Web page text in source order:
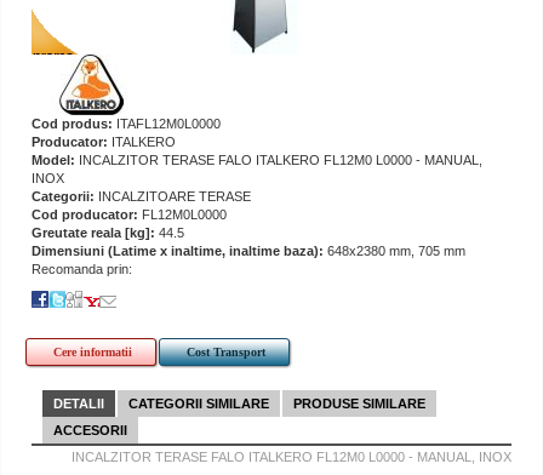
Cod produs: ITAFL12M0L0000
Producator: ITALKERO
Model: INCALZITOR TERASE FALO ITALKERO FL12M0 L0000 - MANUAL,
INOX
Categorii: INCALZITOARE TERASE
Cod producator: FL12M0L0000
Greutate reala [kg]: 44.5
Dimensiuni (Latime x inaltime, inaltime baza): 648x2380 mm, 705 mm
Recomanda prin:
Cere informatii Cost Transport
DETALII CATEGORII SIMILARE
PRODUSE SIMILARE
ACCESORII
INCALZITOR TERASE FALO ITALKERO FL12M0 L0000 - MANUAL, INOX